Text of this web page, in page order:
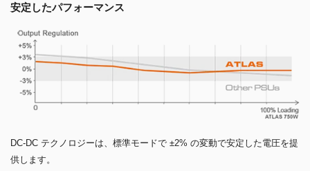
安定したパフォーマンス
DC-DC テクノロジーは、標準モードで ±2% の変動で安定した電圧を提
供します。